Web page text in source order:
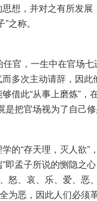
想，并对之有所发
之称。
官，一生中在官场
多次主动请辞，因
借此“从事上磨炼”，
把官场视为了自己修
“存天理，灭人欲”
即孟子所说的恻隐之
怒、哀、乐、爱、恶
为恶，因此人们必